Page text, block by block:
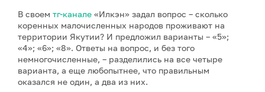
В своем тг-канале «Илкэн» задал вопрос – сколько
коренных малочисленных народов проживают на
территории Якутии? И предложил варианты – «5»;
«4»; «6»; «8». Ответы на вопрос, и без того
немногочисленные, – разделились на все четыре
варианта, а еще любопытнее, что правильным
оказался не один, а два из них.